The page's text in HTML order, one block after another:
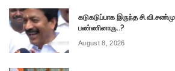
கடுகடுப்பாக இருந்த
பண்ணினாரு..?
August 8, 2026